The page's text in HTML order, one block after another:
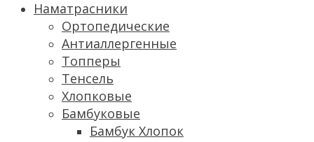
Наматрасники
Ортопедические
Антиаллергенные
Топперы
Тенсель
Хлопковые
Бамбуковые
Бамбук Хлопок